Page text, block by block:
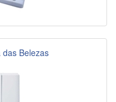
das Belezas